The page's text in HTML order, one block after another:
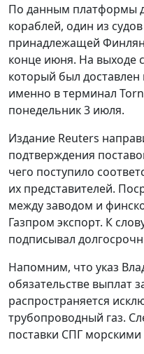
По данным платформы
кораблей, один из
принадлежащей
конце июня. На выходе
который был доставлен
именно в терминал
понедельник 3 июля.
Издание Reuters
подтверждения
чего поступило
их представителей.
между заводом и
Газпром экспорт. К
подписывал
Напомним, что указ
обязательстве выплат
распространяется
трубопроводный газ.
поставки СПГ